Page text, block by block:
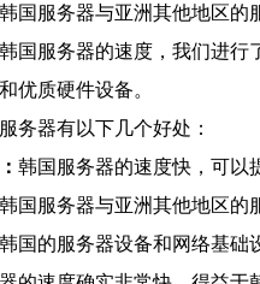
韩国服务器与亚洲其他地区的
国服务器的速度，我们进
优质硬件设备。
务器有以下几个好处：
韩国服务器的速度快，可以
韩国服务器与亚洲其他地区的
韩国的服务器设备和网络基础